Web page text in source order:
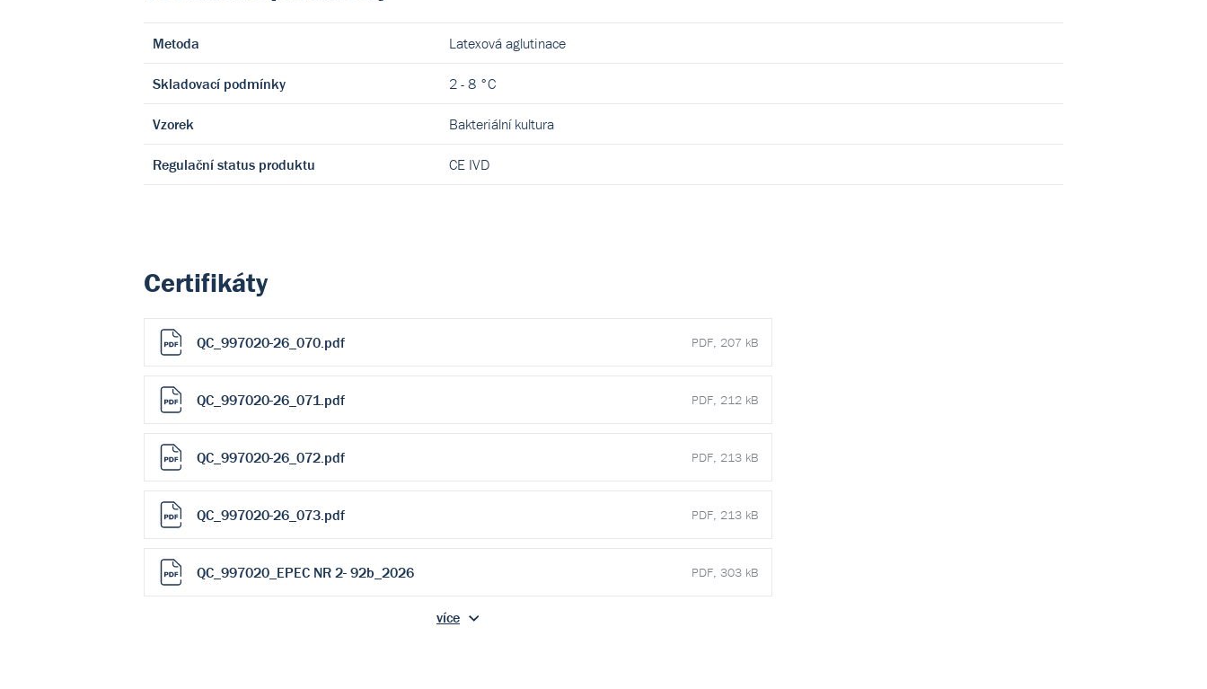
Metoda Latexová aglutinace
Skladovací podmínky 2 - 8 °C
Vzorek Bakteriální kultura
Regulační status produktu CE IVD
Certifikáty
QC_997020-26_070.pdf PDF, 207 kB
QC_997020-26_071.pdf PDF, 212 kB
QC_997020-26_072.pdf PDF, 213 kB
QC_997020-26_073.pdf PDF, 213 kB
QC_997020_EPEC NR 2- 92b_2026 PDF, 303 kB
více